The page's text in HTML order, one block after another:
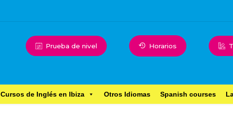
Prueba de nivel Horarios
Cursos de Inglés en Ibiza Otros Idiomas Spanish courses